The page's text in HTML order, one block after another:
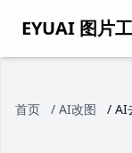
EYUAI 图片
首页 / AI改图 / AI